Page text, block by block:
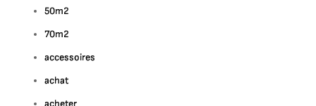
50m2
70m2
accessoires
achat
acheter